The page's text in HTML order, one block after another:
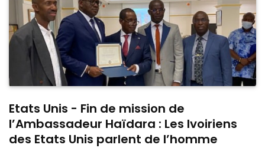
Etats Unis - Fin de mission de
l’Ambassadeur Haïdara : Les Ivoiriens
des Etats Unis parlent de l’homme